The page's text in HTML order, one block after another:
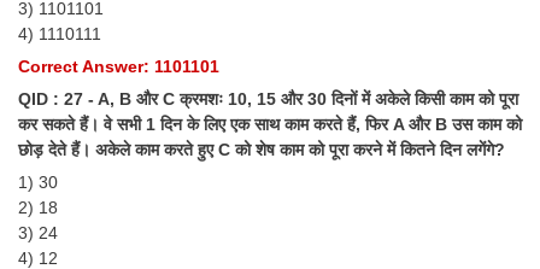
Tier-1 PAPERS
Tier-1 Answer Keys
SSC CGL TIER-2
3) 1101101
4) 1110111
Correct Answer: 1101101
QID : 27 - A, B और C क्रमशः 10, 15 और 30 दिनों में अकेले किसी काम को पूरा
कर सकते हैं। वे सभी 1 दिन के लिए एक साथ काम करते हैं, फिर A और B उस काम को
छोड़ देते हैं। अकेले काम करते हुए C को शेष काम को पूरा करने में कितने दिन लगेंगे?
1) 30
2) 18
3) 24
4) 12